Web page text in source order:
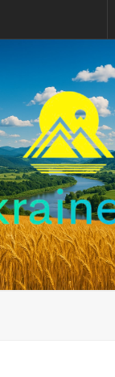
IS
ПО УКРАИНЕ